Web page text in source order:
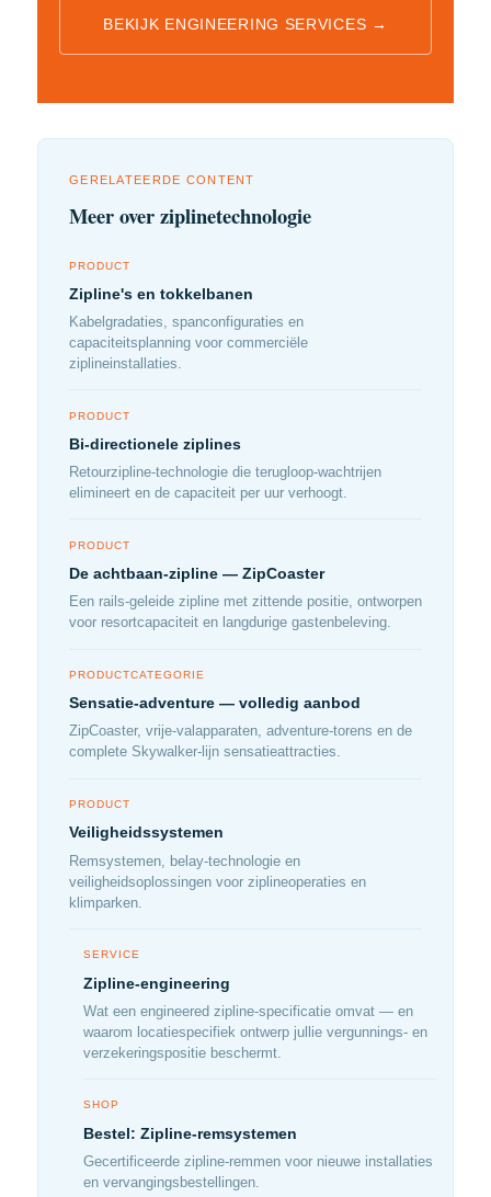
BEKIJK ENGINEERING SERVICES →
GERELATEERDE CONTENT
Meer over ziplinetechnologie
PRODUCT
Zipline's en tokkelbanen
Kabelgradaties, spanconfiguraties en
capaciteitsplanning voor commerciële
ziplineinstallaties.
PRODUCT
Bi-directionele ziplines
Retourzipline-technologie die terugloop-wachtrijen
elimineert en de capaciteit per uur verhoogt.
PRODUCT
De achtbaan-zipline — ZipCoaster
Een rails-geleide zipline met zittende positie, ontworpen
voor resortcapaciteit en langdurige gastenbeleving.
PRODUCTCATEGORIE
Sensatie-adventure — volledig aanbod
ZipCoaster, vrije-valapparaten, adventure-torens en de
complete Skywalker-lijn sensatieattracties.
PRODUCT
Veiligheidssystemen
Remsystemen, belay-technologie en
veiligheidsoplossingen voor ziplineoperaties en
klimparken.
SERVICE
Zipline-engineering
Wat een engineered zipline-specificatie omvat — en
waarom locatiespecifiek ontwerp jullie vergunnings- en
verzekeringspositie beschermt.
SHOP
Bestel: Zipline-remsystemen
Gecertificeerde zipline-remmen voor nieuwe installaties
en vervangingsbestellingen.